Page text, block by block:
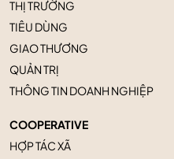
THỊ TRƯỜNG
TIÊU DÙNG
GIAO THƯƠNG
QUẢN TRỊ
THÔNG TIN DOANH NGHIỆP
COOPERATIVE
HỢP TÁC XÃ